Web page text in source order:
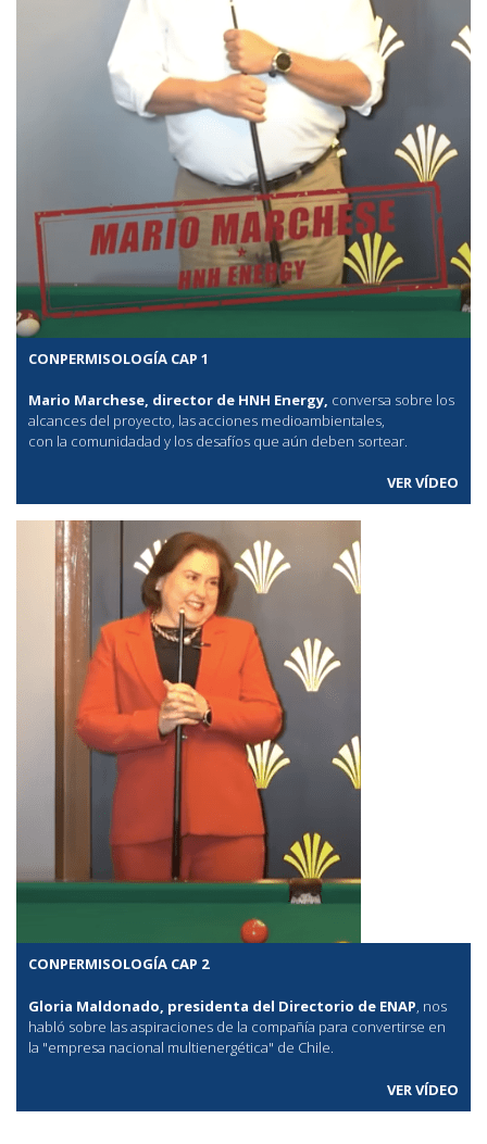
CONPERMISOLOGÍA CAP 1
Mario Marchese, director de HNH Energy, conversa sobre los
alcances del proyecto, las acciones medioambientales,
con la comunidadad y los desafíos que aún deben sortear.
VER VÍDEO
CONPERMISOLOGÍA CAP 2
Gloria Maldonado, presidenta del Directorio de ENAP, nos
habló sobre las aspiraciones de la compañía para convertirse en
la "empresa nacional multienergética" de Chile.
VER VÍDEO